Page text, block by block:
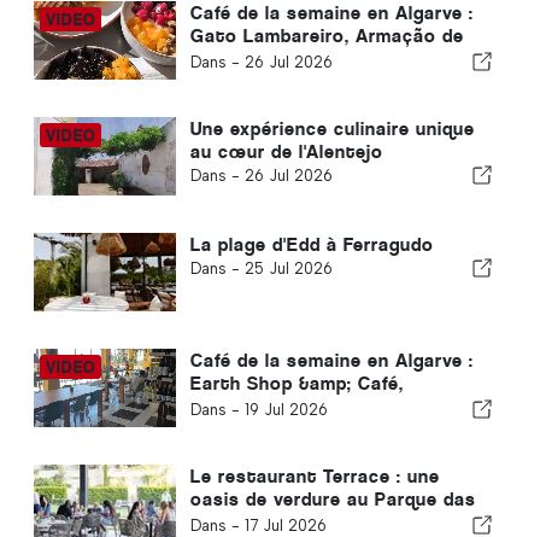
Café de la semaine en Algarve :
Gato Lambareiro, Armação de
Pêra
Dans - 26 Jul 2026
Une expérience culinaire unique
au cœur de l'Alentejo
Dans - 26 Jul 2026
La plage d'Edd à Ferragudo
Dans - 25 Jul 2026
Café de la semaine en Algarve :
Earth Shop &amp; Café,
Carvoeiro
Dans - 19 Jul 2026
Le restaurant Terrace : une
oasis de verdure au Parque das
Nações, à Lisbonne
Dans - 17 Jul 2026